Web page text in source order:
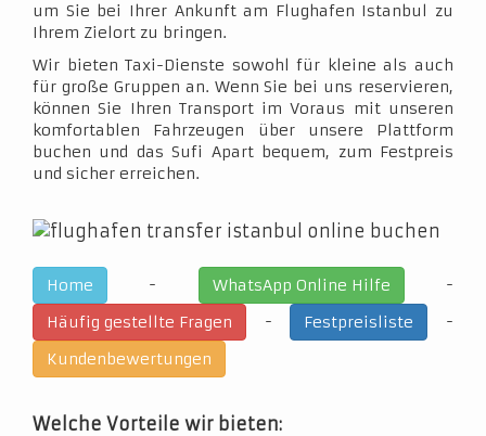
um Sie bei Ihrer Ankunft am Flughafen Istanbul zu
Ihrem Zielort zu bringen.
Wir bieten Taxi-Dienste sowohl für kleine als auch
für große Gruppen an. Wenn Sie bei uns reservieren,
können Sie Ihren Transport im Voraus mit unseren
komfortablen Fahrzeugen über unsere Plattform
buchen und das Sufi Apart bequem, zum Festpreis
und sicher erreichen.
Home - WhatsApp Online Hilfe
-
Häufig gestellte Fragen
- Festpreisliste
-
Kundenbewertungen
Welche Vorteile wir bieten: